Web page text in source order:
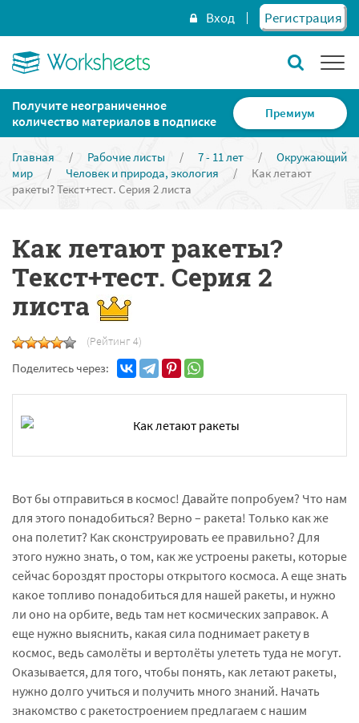
Вход Регистрация
Получите неограниченное
количество материалов в подписке
Премиум
Главная / Рабочие листы / 7 - 11 лет /
Окружающий
мир
/ Человек и природа, экология /
Как летают
ракеты? Текст+тест. Серия 2 листа
Как летают ракеты?
Текст+тест. Серия 2
листа
(Рейтинг 4)
Поделитесь через:
Вот бы отправиться в космос! Давайте попробуем? Что нам
для этого понадобиться? Верно – ракета! Только как же
она полетит? Как сконструировать ее правильно? Для
этого нужно знать, о том, как же устроены ракеты, которые
сейчас бороздят просторы открытого космоса. А еще знать
какое топливо понадобиться для нашей ракеты, и нужно
ли оно на орбите, ведь там нет космических заправок. А
еще нужно выяснить, какая сила поднимает ракету в
космос, ведь самолёты и вертолёты улететь туда не могут.
Оказывается, для того, чтобы понять, как летают ракеты,
нужно долго учиться и получить много знаний. Начать
знакомство с ракетостроением предлагаем с нашим